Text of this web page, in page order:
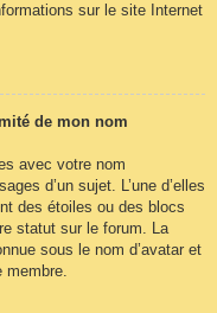
sur le site Internet
de mon nom
avec votre nom
d’un sujet. L’une d’elles
des étoiles ou des blocs
statut sur le forum. La
sous le nom d’avatar et